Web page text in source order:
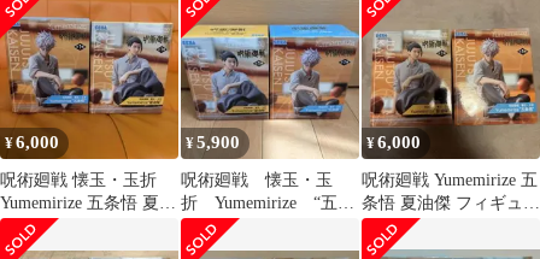
¥6,000
呪術廻戦 懐玉・玉折
Yumemirize 五条悟 夏油
傑 2点セット
¥5,900
呪術廻戦 懐玉・玉
折 Yumemirize “五条
悟” “夏油傑” フィギ
ュア
¥6,000
呪術廻戦 Yumemirize 五
条悟 夏油傑 フィギュア
2種セット